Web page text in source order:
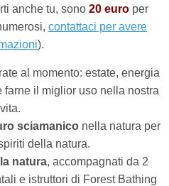
anche tu, sono 20 europer
contattaci per avere
).
al momento: estate, energia
il miglior uso nella nostra
vita.
sciamanico nella natura per
della natura.
natura, accompagnati da 2
e istruttori di Forest Bathing